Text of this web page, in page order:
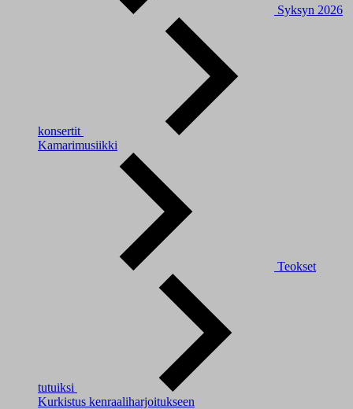
Syksyn 2026
konsertit
Kamarimusiikki
Teokset
tutuiksi
Kurkistus kenraaliharjoitukseen